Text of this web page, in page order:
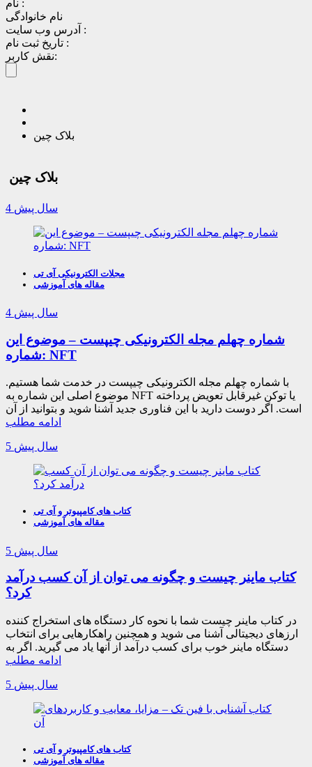
نام :
نام خانوادگی
آدرس وب سایت :
تاریخ ثبت نام :
نقش کاربر:
بلاک چین
بلاک چین
4 سال پیش
مجلات الکترونیکی آی تی
مقاله های آموزشی
4 سال پیش
شماره چهلم مجله الکترونیکی چیپست – موضوع این
شماره: NFT
با شماره چهلم مجله الکترونیکی چیپست در خدمت شما هستیم.
موضوع اصلی این شماره به NFT یا توکن غیرقابل تعویض پرداخته
است. اگر دوست دارید با این فناوری جدید آشنا شوید و بتوانید از آن
ادامه مطلب
5 سال پیش
کتاب های کامپیوتر و آی تی
مقاله های آموزشی
5 سال پیش
کتاب ماینر چیست و چگونه می توان از آن کسب درآمد
کرد؟
در کتاب ماینر چیست شما با نحوه کار دستگاه های استخراج کننده
ارزهای دیجیتالی آشنا می شوید و همچنین راهکارهایی برای انتخاب
دستگاه ماینر خوب برای کسب درآمد از آنها یاد می گیرید. اگر به
ادامه مطلب
5 سال پیش
کتاب های کامپیوتر و آی تی
مقاله های آموزشی